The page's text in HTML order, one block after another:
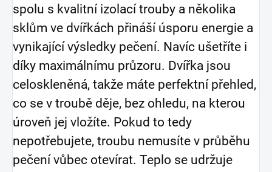
spolu s kvalitní izolací trouby a několika
sklům ve dvířkách přináší úsporu energie a
vynikající výsledky pečení. Navíc ušetříte i
díky maximálnímu průzoru. Dvířka jsou
celoskleněná, takže máte perfektní přehled,
co se v troubě děje, bez ohledu, na kterou
úroveň jej vložíte. Pokud to tedy
nepotřebujete, troubu nemusíte v průběhu
pečení vůbec otevírat. Teplo se udržuje